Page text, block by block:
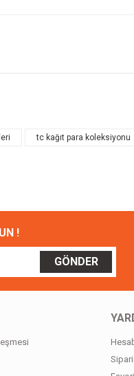
tc kağıt para koleksiyonu
!
GÖNDER